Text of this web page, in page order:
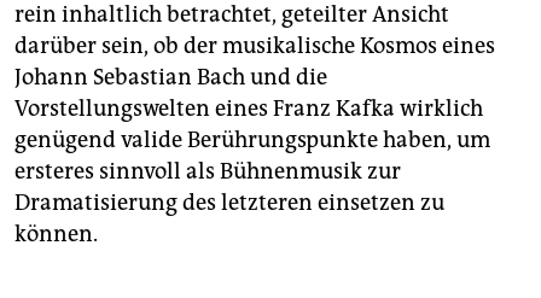
rein inhaltlich betrachtet, geteilter Ansicht
darüber sein, ob der musikalische Kosmos eines
Johann Sebastian Bach und die
Vorstellungswelten eines Franz Kafka wirklich
genügend valide Berührungspunkte haben, um
ersteres sinnvoll als Bühnenmusik zur
Dramatisierung des letzteren einsetzen zu
können.